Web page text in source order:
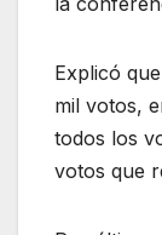
Explicó
mil votos,
todos los
votos que